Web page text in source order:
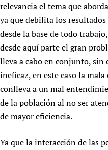
Learning for Quality
Newborn Care
relevancia el tema que
ya que debilita los
desde la base de todo
desde aquí parte el gran
lleva a cabo en conjunto,
ineficaz, en este caso la
conlleva a un mal
de la población al no ser
de mayor eficiencia.
Ya que la interacción de las